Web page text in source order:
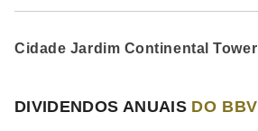
Cidade Jardim Continental Tower
DIVIDENDOS ANUAIS DO